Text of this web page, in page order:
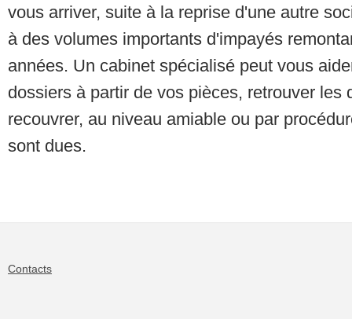
vous arriver, suite à la reprise d'une autre
à des volumes importants d'impayés
années. Un cabinet spécialisé peut vous
dossiers à partir de vos pièces, retrouver les
recouvrer, au niveau amiable ou par
sont dues.
Contacts